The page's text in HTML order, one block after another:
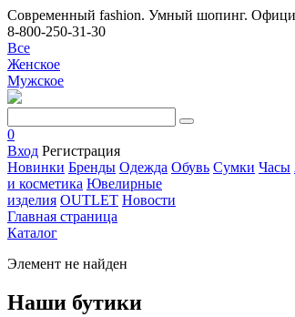
Современный fashion. Умный шопинг.
8-800-250-31-30
Все
Женское
Мужское
0
Вход Регистрация
Новинки Бренды Одежда Обувь Сумки Часы
и косметика Ювелирные
изделия OUTLET Новости
Главная страница
Каталог
Элемент не найден
Наши бутики